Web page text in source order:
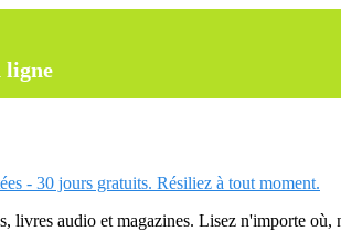
ligne
- 30 jours gratuits. Résiliez à tout moment.
livres audio et magazines. Lisez n'importe